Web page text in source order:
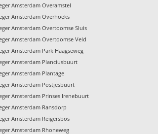
Amsterdam Overamstel
Amsterdam Overhoeks
Amsterdam Overtoomse Sluis
Amsterdam Overtoomse Veld
Amsterdam Park Haagseweg
Amsterdam Planciusbuurt
Amsterdam Plantage
Amsterdam Postjesbuurt
Amsterdam Prinses Irenebuurt
Amsterdam Ransdorp
Amsterdam Reigersbos
Amsterdam Rhoneweg